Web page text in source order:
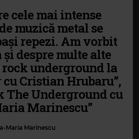
cele mai intense
muzică metal se
repezi. Am vorbit
și despre multe alte
underground la
cu Cristian Hrubaru”,
The Underground cu
Marinescu”
Maria Marinescu